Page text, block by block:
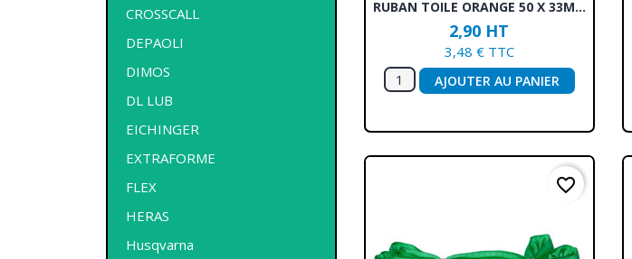
CROSSCALL
DEPAOLI
DIMOS
DL LUB
EICHINGER
EXTRAFORME
FLEX
HERAS
Husqvarna
RUBAN TOILE ORANGE 50 X 33M...
2,90 HT
3,48 € TTC
AJOUTER AU PANIER
favorite_border